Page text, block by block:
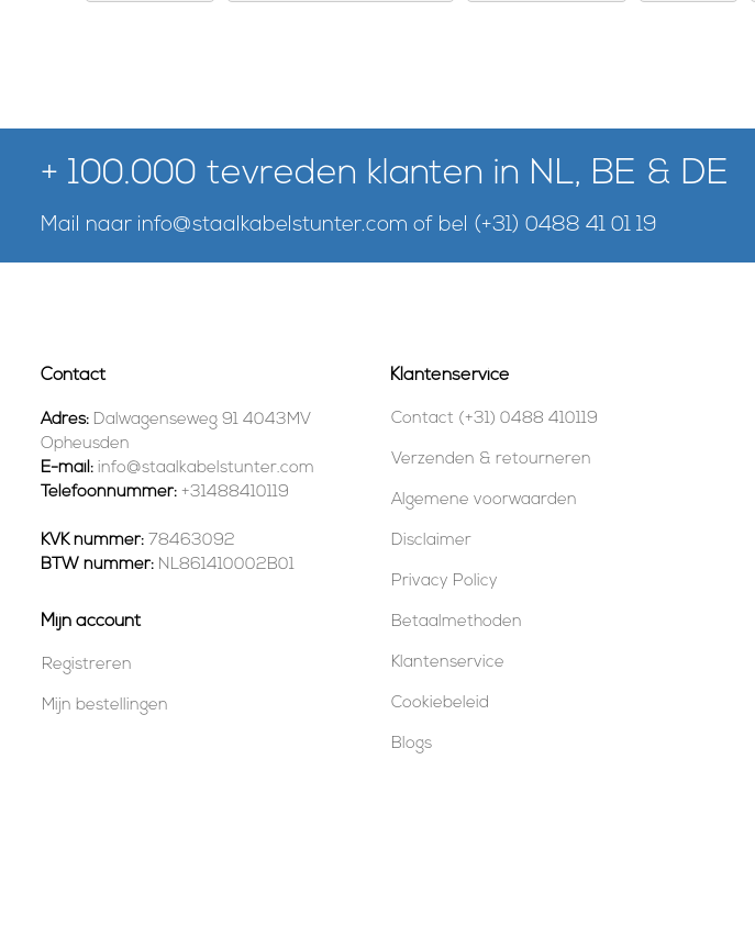
+ 100.000 tevreden klanten in NL, BE & DE
Mail naar info@staalkabelstunter.com of bel (+31) 0488 41 01 19
Contact
Adres: Dalwagenseweg 91 4043MV
Opheusden
E-mail: info@staalkabelstunter.com
Telefoonnummer: +31488410119
KVK nummer: 78463092
BTW nummer: NL861410002B01
Mijn account
Registreren
Mijn bestellingen
Klantenservice
Contact (+31) 0488 410119
Verzenden & retourneren
Algemene voorwaarden
Disclaimer
Privacy Policy
Betaalmethoden
Klantenservice
Cookiebeleid
Blogs